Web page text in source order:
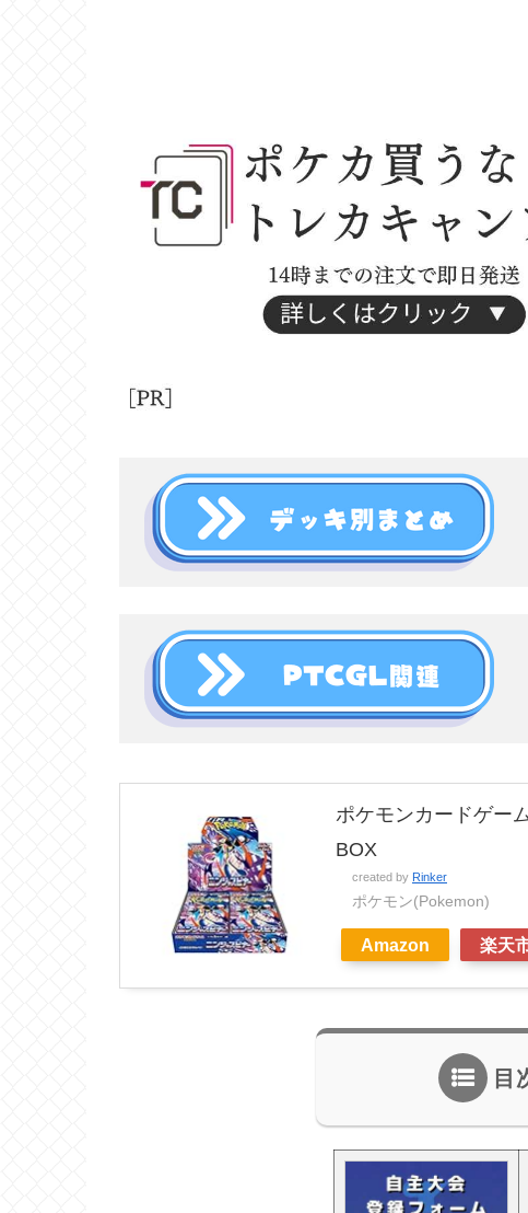
ポケモンカードゲー
BOX
created by Rinker
ポケモン(Pokemon)
Amazon 楽天
目